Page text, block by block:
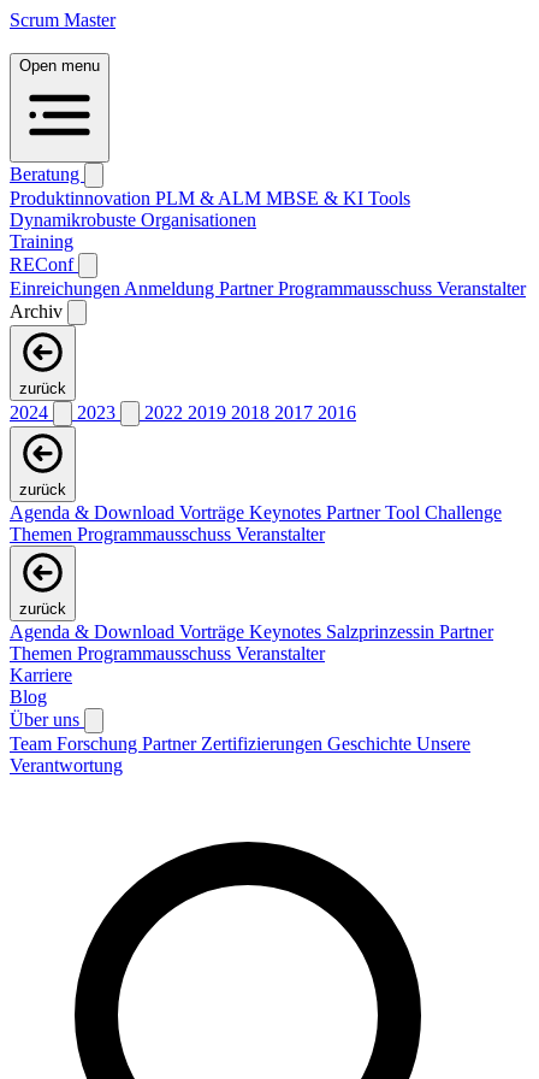
Scrum Master
Open menu
Beratung
Produktinnovation PLM & ALM MBSE & KI Tools
Dynamikrobuste Organisationen
Training
REConf
Einreichungen Anmeldung PartnerProgrammausschuss Veranstalter
Archiv
zurück
2024 2023 2022 2019 2018 2017 2016
zurück
Agenda & Download Vorträge Keynotes PartnerTool Challenge
Themen Programmausschuss Veranstalter
zurück
Agenda & Download Vorträge Keynotes Salzprinzessin Partner
Themen Programmausschuss Veranstalter
Karriere
Blog
Über uns
Team Forschung Partner Zertifizierungen Geschichte Unsere
Verantwortung